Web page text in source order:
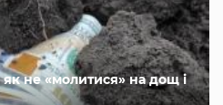
не «молитися» на дощ і